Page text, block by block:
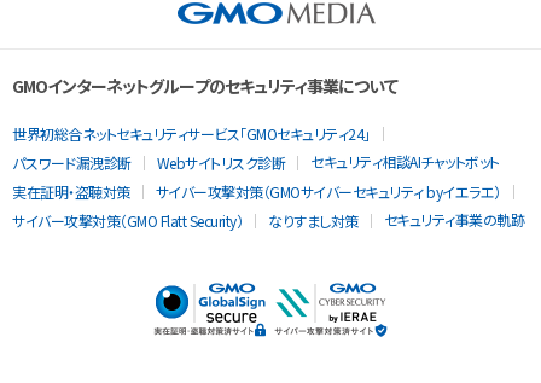
GMOインターネットグループのセキュリティ事業について
世界初総合ネットセキュリティサービス「GMOセキュリティ24」
パスワード漏洩診断
Webサイトリスク診断
セキュリティ相談AIチャットボット
実在証明・盗聴対策
サイバー攻撃対策（GMOサイバーセキュリティ byイエラエ）
サイバー攻撃対策（GMO Flatt Security）
なりすまし対策 セキュリティ事業の軌跡